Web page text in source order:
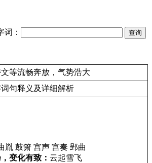
词：
等流畅奔放，气势浩大
句释义及详细解析
胤 鼓箫 宫声 宫奏 郢曲
变化有致： 云起雪飞